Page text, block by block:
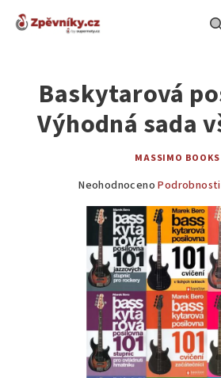
Baskytarová
Výhodná sada
MASSIMO BOOKS
Průměrné
produktu
0,0
hvězdiček.
Neohodnoceno